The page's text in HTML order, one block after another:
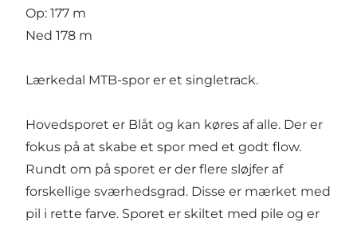
Op: 177 m
Ned 178 m
Lærkedal MTB-spor er et singletrack.
Hovedsporet er Blåt og kan køres af alle. Der er
fokus på at skabe et spor med et godt flow.
Rundt om på sporet er der flere sløjfer af
forskellige sværhedsgrad. Disse er mærket med
pil i rette farve. Sporet er skiltet med pile og er